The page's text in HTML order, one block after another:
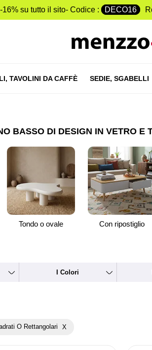
-16% su tutto il sito- Codice : DECO16
TAVOLINI DA CAFFÈ SEDIE, SGABELLI
BASSO DI DESIGN IN VETRO E
Tondo o ovale Con ripostiglio
I Colori
O Rettangolari X